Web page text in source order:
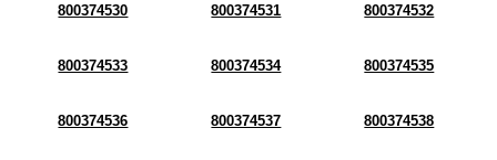
800374530 800374531 800374532
800374533 800374534 800374535
800374536 800374537 800374538